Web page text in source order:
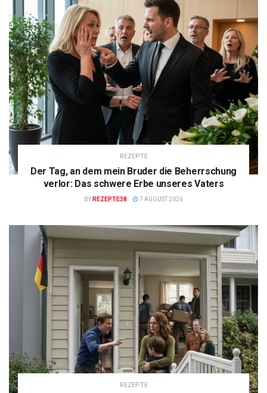
REZEPTE
Der Tag, an dem mein Bruder die Beherrschung
verlor: Das schwere Erbe unseres Vaters
BY REZEPTE38 7 AUGUST 2026
REZEPTE